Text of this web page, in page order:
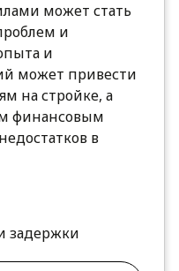
может стать
и
и
может привести
на стройке, а
финансовым
в
задержки